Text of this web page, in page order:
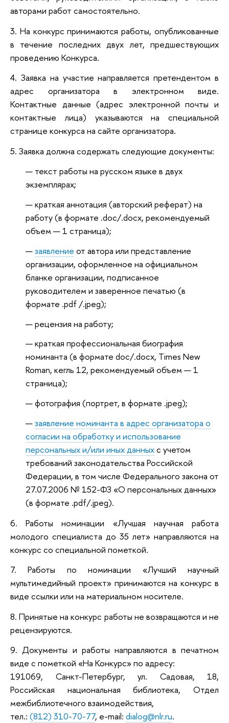
авторами работ самостоятельно.
3. На конкурс принимаются работы, опубликованные
в течение последних двух лет, предшествующих
проведению Конкурса.
4. Заявка на участие направляется претендентом в
адрес организатора в электронном виде.
Контактные данные (адрес электронной почты и
контактные лица) указываются на специальной
странице конкурса на сайте организатора.
5. Заявка должна содержать следующие документы:
текст работы на русском языке в двух
экземплярах;
краткая аннотация (авторский реферат) на
работу (в формате .doc/.docx, рекомендуемый
объем — 1 страница);
заявление от автора или представление
организации, оформленное на официальном
бланке организации, подписанное
руководителем и заверенное печатью (в
формате .pdf /.jpeg);
рецензия на работу;
краткая профессиональная биография
номинанта (в формате doc/.docx, Times New
Roman, кегль 12, рекомендуемый объем — 1
страница);
фотография (портрет, в формате .jpeg);
заявление номинанта в адрес организатора о
согласии на обработку и использование
персональных и/или иных данныхс учетом
требований законодательства Российской
Федерации, в том числе Федерального закона от
27.07.2006 № 152-ФЗ «О персональных данных»
(в формате .pdf/.jpeg).
6. Работы номинации «Лучшая научная работа
молодого специалиста до 35 лет» направляются на
конкурс со специальной пометкой.
7. Работы по номинации «Лучший научный
мультимедийный проект» принимаются на конкурс в
виде ссылки или на материальном носителе.
8. Принятые на конкурс работы не возвращаются и не
рецензируются.
9. Документы и работы направляются в печатном
виде с пометкой «На Конкурс» по адресу:
191069, Санкт-Петербург, ул. Садовая, 18,
Российская национальная библиотека, Отдел
межбиблиотечного взаимодействия,
тел.: (812) 310-70-77, e-mail: dialog@nlr.ru.